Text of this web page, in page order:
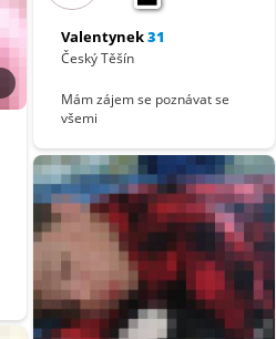
Valentynek31
Český Těšín
Mám zájem se poznávat se
všemi